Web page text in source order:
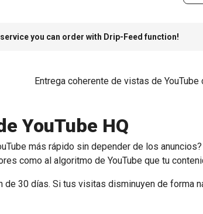
you can order with Drip-Feed function!
Entrega coherente de vistas de
YouTube HQ
más rápido sin depender de los
como al algoritmo de YouTube que tu
de 30 días. Si tus visitas disminuyen de forma